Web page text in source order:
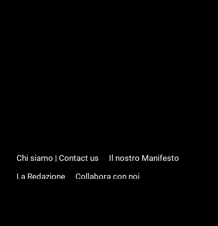
Chi siamo | Contact us
Il nostro Manifesto
La Redazione
Collabora con noi